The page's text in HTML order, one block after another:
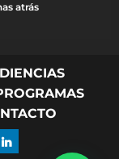
atrás
LINKED IN